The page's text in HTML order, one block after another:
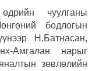
чуулганы
бодлогын
Н.Батнасан,
Амгалан нарыг
зөвлөлийн